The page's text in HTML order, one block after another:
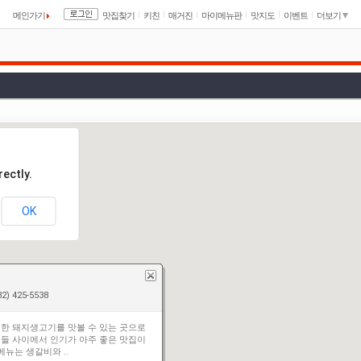
더보기
메인가기 맛집찾기 키친 매거진 마이메뉴판 맛지도 이벤트
425-5538
돼지생고기를 맛볼 수 있는 곳으로
사이에서 인기가 아주 좋은 맛집이
뉴는 생갈비와 ..
OK